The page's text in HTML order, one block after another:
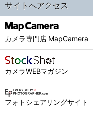
サイトへアクセス
カメラ専門店 MapCamera
カメラWEBマガジン
フォトシェアリングサイト